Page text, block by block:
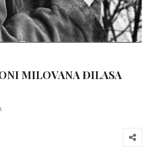
MILOVANA ĐILASA